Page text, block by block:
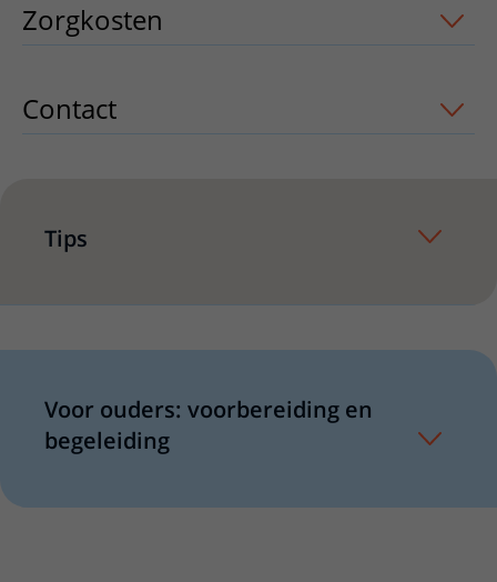
Zorgkosten uitklapper, klik om te
Contact uitklapper, klik om te openen
Tips
Voor ouders: voorbereiding en
begeleiding